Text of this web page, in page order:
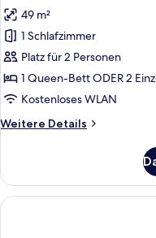
Deluxe-
Doppelzimmer,
Balkon,
Gartenblick
anzeigen
49 m²
1 Schlafzimmer
Platz für 2 Personen
1 Queen-Bett ODER 2
Kostenloses WLAN
Weitere Details
Weitere
Doppelzimmer,
Balkon,
Gartenblick